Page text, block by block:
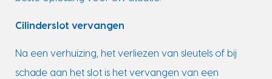
Cilinderslot vervangen
Na een verhuizing, het verliezen van sleutels of bij
schade aan het slot is het vervangen van een